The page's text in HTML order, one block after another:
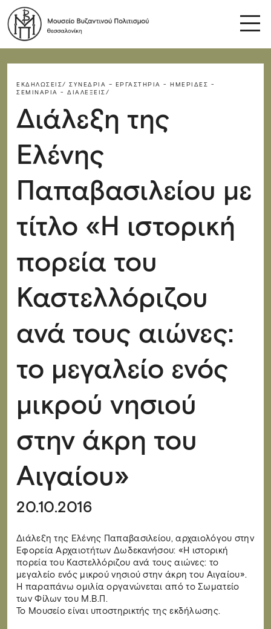
ΕΚΔΗΛΏΣΕΙΣ/ ΣΥΝΈΔΡΙΑ – ΕΡΓΑΣΤΉΡΙΑ - ΗΜΕΡΊΔΕΣ -
ΣΕΜΙΝΆΡΙΑ - ΔΙΑΛΈΞΕΙΣ/
Διάλεξη της
Ελένης
Παπαβασιλείου με
τίτλο «Η ιστορική
πορεία του
Καστελλόριζου
ανά τους αιώνες:
το μεγαλείο ενός
μικρού νησιού
στην άκρη του
Αιγαίου»
20.10.2016
Διάλεξη της Ελένης Παπαβασιλείου, αρχαιολόγου στην
Εφορεία Αρχαιοτήτων Δωδεκανήσου: «Η ιστορική
πορεία του Καστελλόριζου ανά τους αιώνες: το
μεγαλείο ενός μικρού νησιού στην άκρη του Αιγαίου».
Η παραπάνω ομιλία οργανώνεται από το Σωματείο
των Φίλων του Μ.Β.Π.
Το Μουσείο είναι υποστηρικτής της εκδήλωσης.